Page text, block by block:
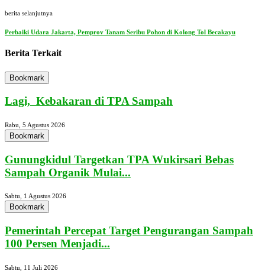
berita selanjutnya
Perbaiki Udara Jakarta, Pemprov Tanam Seribu Pohon di Kolong Tol Becakayu
Berita Terkait
Bookmark
Lagi, Kebakaran di TPA Sampah
Rabu, 5 Agustus 2026
Bookmark
Gunungkidul Targetkan TPA Wukirsari Bebas
Sampah Organik Mulai...
Sabtu, 1 Agustus 2026
Bookmark
Pemerintah Percepat Target Pengurangan Sampah
100 Persen Menjadi...
Sabtu, 11 Juli 2026